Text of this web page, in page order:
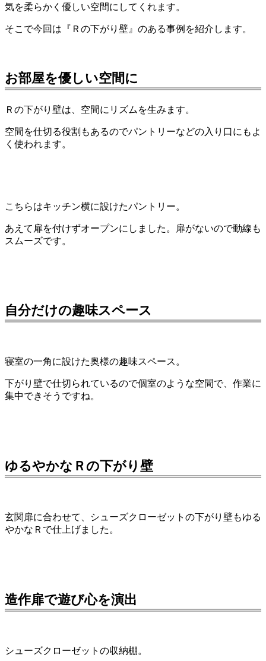
気を柔らかく優しい空間にしてくれます。
そこで今回は『Ｒの下がり壁』のある事例を紹介します。
お部屋を優しい空間に
Ｒの下がり壁は、空間にリズムを生みます。
空間を仕切る役割もあるのでパントリーなどの入り口にもよ
く使われます。
こちらはキッチン横に設けたパントリー。
あえて扉を付けずオープンにしました。扉がないので動線も
スムーズです。
自分だけの趣味スペース
寝室の一角に設けた奥様の趣味スペース。
下がり壁で仕切られているので個室のような空間で、作業に
集中できそうですね。
ゆるやかなＲの下がり壁
玄関扉に合わせて、シューズクローゼットの下がり壁もゆる
やかなＲで仕上げました。
造作扉で遊び心を演出
シューズクローゼットの収納棚。